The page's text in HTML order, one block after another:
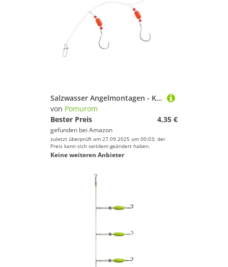
Salzwasser Angelmontagen - Küstenfischerei Ausrüstung | Komplettset Mit Haken Für Schnapper Forellenbarsch Plattfisch Wels Barsch Süßwasser Salzwasser
von Pomurom
Bester Preis
4,35 €
gefunden bei Amazon
zuletzt überprüft am 27.09.2025 um 00:03; der
Preis kann sich seitdem geändert haben.
Keine weiteren Anbieter